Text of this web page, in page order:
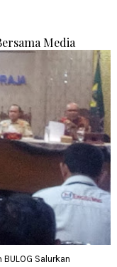
Media
BULOG Salurkan